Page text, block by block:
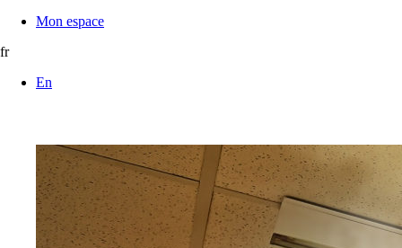
Mon espace
fr
En